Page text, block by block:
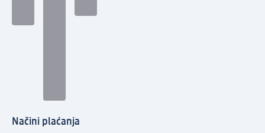
Načini plaćanja